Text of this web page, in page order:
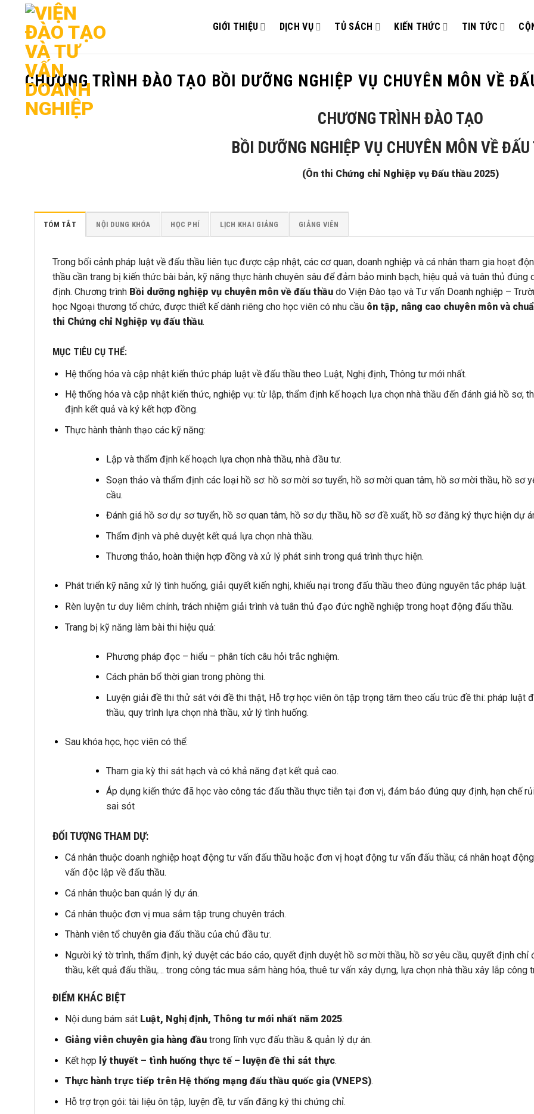
GIỚI THIỆU DỊCH VỤ TỦ SÁCH KIẾN THỨC TIN TỨC
CHƯƠNG TRÌNH ĐÀO TẠO BỒI DƯỠNG NGHIỆP VỤ CHUYÊN MÔN VỀ
CHƯƠNG TRÌNH ĐÀO TẠO
BỒI DƯỠNG NGHIỆP VỤ CHUYÊN MÔN VỀ
(Ôn thi Chứng chỉ Nghiệp vụ Đấu thầu 2025)
TÓM TẮT NỘI DUNG KHÓA HỌC PHÍ LỊCH KHAI GIẢNG GIẢNG VIÊN
Trong bối cảnh pháp luật về đấu thầu liên tục được cập nhật, các cơ quan, doanh nghiệp và cá nhân tham gia hoạt
thầu cần trang bị kiến thức bài bản, kỹ năng thực hành chuyên sâu để đảm bảo minh bạch, hiệu quả và tuân thủ đúng
định. Chương trình Bồi dưỡng nghiệp vụ chuyên môn về đấu thầu do Viện Đào tạo và Tư vấn Doanh nghiệp –
học Ngoại thương tổ chức, được thiết kế dành riêng cho học viên có nhu cầu ôn tập, nâng cao chuyên môn và
thi Chứng chỉ Nghiệp vụ đấu thầu.
MỤC TIÊU CỤ THỂ:
Hệ thống hóa và cập nhật kiến thức pháp luật về đấu thầu theo Luật, Nghị định, Thông tư mới nhất.
Hệ thống hóa và cập nhật kiến thức, nghiệp vụ: từ lập, thẩm định kế hoạch lựa chọn nhà thầu đến đánh giá hồ sơ,
định kết quả và ký kết hợp đồng.
Thực hành thành thạo các kỹ năng:
Lập và thẩm định kế hoạch lựa chọn nhà thầu, nhà đầu tư.
Soạn thảo và thẩm định các loại hồ sơ: hồ sơ mời sơ tuyển, hồ sơ mời quan tâm, hồ sơ mời thầu, hồ sơ
cầu.
Đánh giá hồ sơ dự sơ tuyển, hồ sơ quan tâm, hồ sơ dự thầu, hồ sơ đề xuất, hồ sơ đăng ký thực hiện dự
Thẩm định và phê duyệt kết quả lựa chọn nhà thầu.
Thương thảo, hoàn thiện hợp đồng và xử lý phát sinh trong quá trình thực hiện.
Phát triển kỹ năng xử lý tình huống, giải quyết kiến nghị, khiếu nại trong đấu thầu theo đúng nguyên tắc pháp luật.
Rèn luyện tư duy liêm chính, trách nhiệm giải trình và tuân thủ đạo đức nghề nghiệp trong hoạt động đấu thầu.
Trang bị kỹ năng làm bài thi hiệu quả:
Phương pháp đọc – hiểu – phân tích câu hỏi trắc nghiệm.
Cách phân bổ thời gian trong phòng thi.
Luyện giải đề thi thử sát với đề thi thật, Hỗ trợ học viên ôn tập trọng tâm theo cấu trúc đề thi: pháp luật
thầu, quy trình lựa chọn nhà thầu, xử lý tình huống.
Sau khóa học, học viên có thể:
Tham gia kỳ thi sát hạch và có khả năng đạt kết quả cao.
Áp dụng kiến thức đã học vào công tác đấu thầu thực tiễn tại đơn vị, đảm bảo đúng quy định, hạn chế
sai sót
ĐỐI TƯỢNG THAM DỰ:
Cá nhân thuộc doanh nghiệp hoạt động tư vấn đấu thầu hoặc đơn vị hoạt động tư vấn đấu thầu; cá nhân hoạt
vấn độc lập về đấu thầu.
Cá nhân thuộc ban quản lý dự án.
Cá nhân thuộc đơn vị mua sắm tập trung chuyên trách.
Thành viên tổ chuyên gia đấu thầu của chủ đầu tư.
Người ký tờ trình, thẩm định, ký duyệt các báo cáo, quyết định duyệt hồ sơ mời thầu, hồ sơ yêu cầu, quyết định chỉ
thầu, kết quả đấu thầu,… trong công tác mua sắm hàng hóa, thuê tư vấn xây dựng, lựa chọn nhà thầu xây lắp công
ĐIỂM KHÁC BIỆT
Nội dung bám sát Luật, Nghị định, Thông tư mới nhất năm 2025.
Giảng viên chuyên gia hàng đầutrong lĩnh vực đấu thầu & quản lý dự án.
Kết hợp lý thuyết – tình huống thực tế – luyện đề thi sát thực.
Thực hành trực tiếp trên Hệ thống mạng đấu thầu quốc gia (VNEPS).
Hỗ trợ trọn gói: tài liệu ôn tập, luyện đề, tư vấn đăng ký thi chứng chỉ.